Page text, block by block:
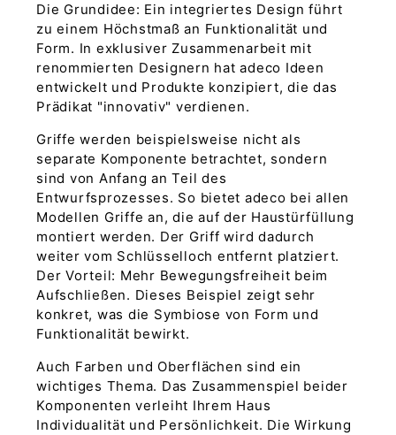
Die Grundidee: Ein integriertes Design führt
zu einem Höchstmaß an Funktionalität und
Form. In exklusiver Zusammenarbeit mit
renommierten Designern hat adeco Ideen
entwickelt und Produkte konzipiert, die das
Prädikat "innovativ" verdienen.
Griffe werden beispielsweise nicht als
separate Komponente betrachtet, sondern
sind von Anfang an Teil des
Entwurfsprozesses. So bietet adeco bei allen
Modellen Griffe an, die auf der Haustürfüllung
montiert werden. Der Griff wird dadurch
weiter vom Schlüsselloch entfernt platziert.
Der Vorteil: Mehr Bewegungsfreiheit beim
Aufschließen. Dieses Beispiel zeigt sehr
konkret, was die Symbiose von Form und
Funktionalität bewirkt.
Auch Farben und Oberflächen sind ein
wichtiges Thema. Das Zusammenspiel beider
Komponenten verleiht Ihrem Haus
Individualität und Persönlichkeit. Die Wirkung